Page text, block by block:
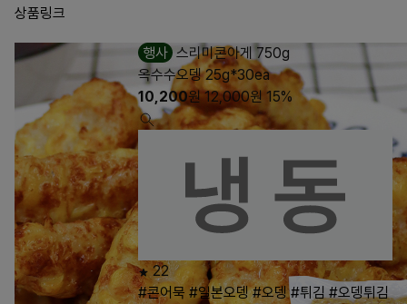
상품링크
행사 스리미콘아게 750g
옥수수오뎅 25g*30ea
10,200원 12,000원 15%
22
#콘어묵 #일본오뎅 #오뎅 #튀김 #오뎅튀김